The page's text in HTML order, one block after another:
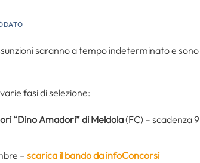
saranno a tempo indeterminato e sono
fasi di selezione:
“Dino Amadori” di Meldola(FC) – scadenza 9
– scarica il bando da infoConcorsi